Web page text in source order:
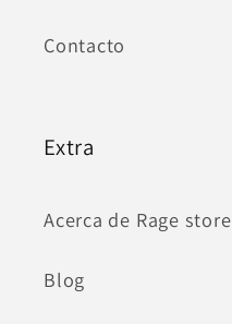
Contacto
Extra
Acerca de Rage store
Blog